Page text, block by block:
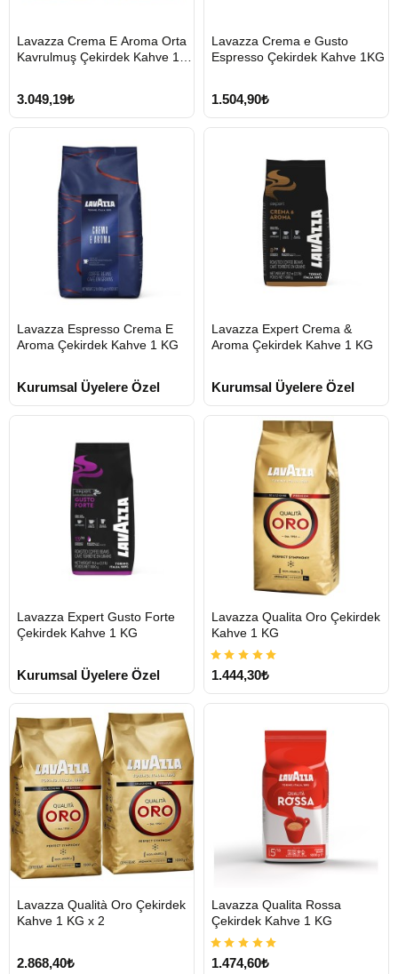
KARGO
GÖNDERİ
Lavazza Crema E Aroma Orta
Kavrulmuş Çekirdek Kahve 1
3.049,19₺
GÖNDERİ
Lavazza Crema e Gusto
Espresso Çekirdek Kahve 1KG
1.504,90₺
GÖNDERİ
Lavazza Espresso Crema E
Aroma Çekirdek Kahve 1 KG
Kurumsal Üyelere Özel
GÖNDERİ
Lavazza Expert Crema &
Aroma Çekirdek Kahve 1 KG
Kurumsal Üyelere Özel
GÖNDERİ
Lavazza Expert Gusto Forte
Çekirdek Kahve 1 KG
Kurumsal Üyelere Özel
GÖNDERİ
Lavazza Qualita Oro Çekirdek
Kahve 1 KG
1.444,30₺
KARGO
GÖNDERİ
Lavazza Qualità Oro Çekirdek
Kahve 1 KG x 2
2.868,40₺
GÖNDERİ
Lavazza Qualita Rossa
Çekirdek Kahve 1 KG
1.474,60₺